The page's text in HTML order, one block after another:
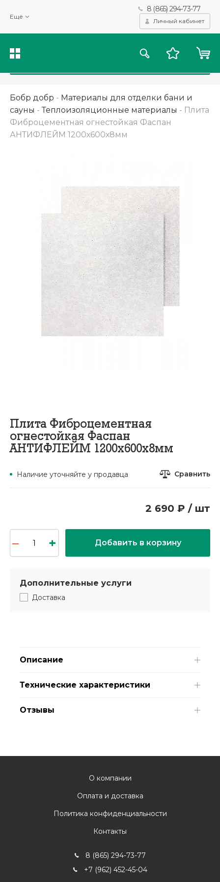
Ещё
8 (865) 294-73-77
Личный кабинет
Бобр добр - Материалы для отделки бани и
сауны -Теплоизоляционные материалы - Плита
Фиброцементная огнестойкая Фаспан
АНТИФЛЕЙМ 1200х600х8мм
Плита Фиброцементная
огнестойкая Фаспан
АНТИФЛЕЙМ 1200х600х8мм
Наличие уточняйте у продавца Сравнить
2 690 ₽ / шт
Добавить в корзину
Дополнительные услуги
Доставка
Описание
Технические характеристики
Отзывы
О компании
Оплата и доставка
Политика конфиденциальности
Контакты
8 (865) 294-73-77
+7 (962) 452-45-04
Мы используем файлы cookie и другие подобные технологии
для получения данных с целью сбора статистики, повышения
качества рекомендаций и предоставления вам возможности
персонализированного просмотра.Подробнее